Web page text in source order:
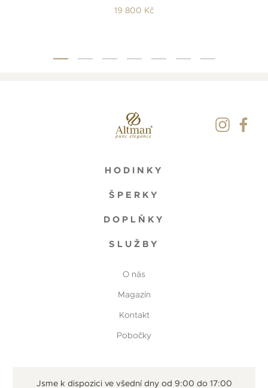
19 800 Kč
HODINKY
ŠPERKY
DOPLŇKY
SLUŽBY
O nás
Magazín
Kontakt
Pobočky
Jsme k dispozici ve všední dny od 9:00 do 17:00